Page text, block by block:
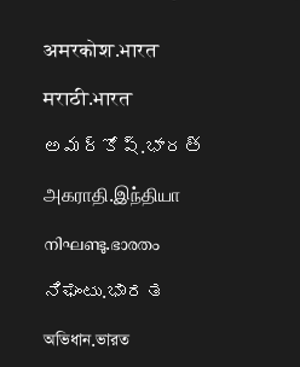
अमरकोश.भारत
मराठी.भारत
అమర్కోష్.భారత్
அகராதி.இந்தியா
നിഘണ്ടു.ഭാരതം
ನಿಘಂಟು.ಭಾರತ
অভিধান.ভারত